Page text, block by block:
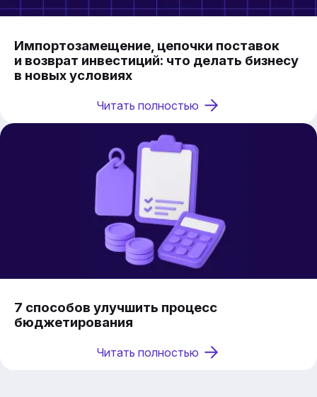
Импортозамещение, цепочки поставок
и возврат инвестиций: что делать бизнесу
в новых условиях
Читать полностью
7 способов улучшить процесс
бюджетирования
Читать полностью